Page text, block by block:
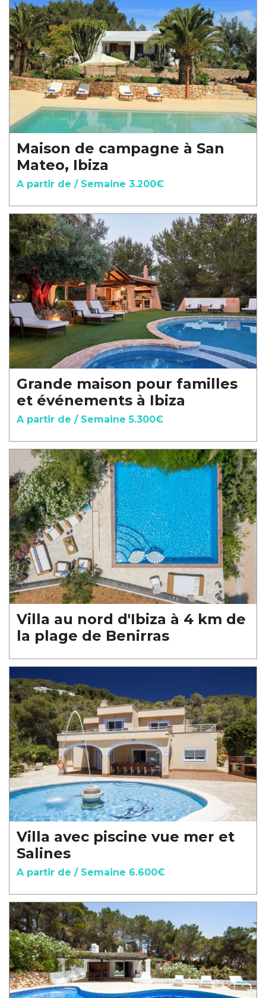
Maison de campagne à San
Mateo, Ibiza
A partir de / Semaine 3.200€
Grande maison pour familles
et événements à Ibiza
A partir de / Semaine 5.300€
Villa au nord d'Ibiza à 4 km de
la plage de Benirras
Villa avec piscine vue mer et
Salines
A partir de / Semaine 6.600€